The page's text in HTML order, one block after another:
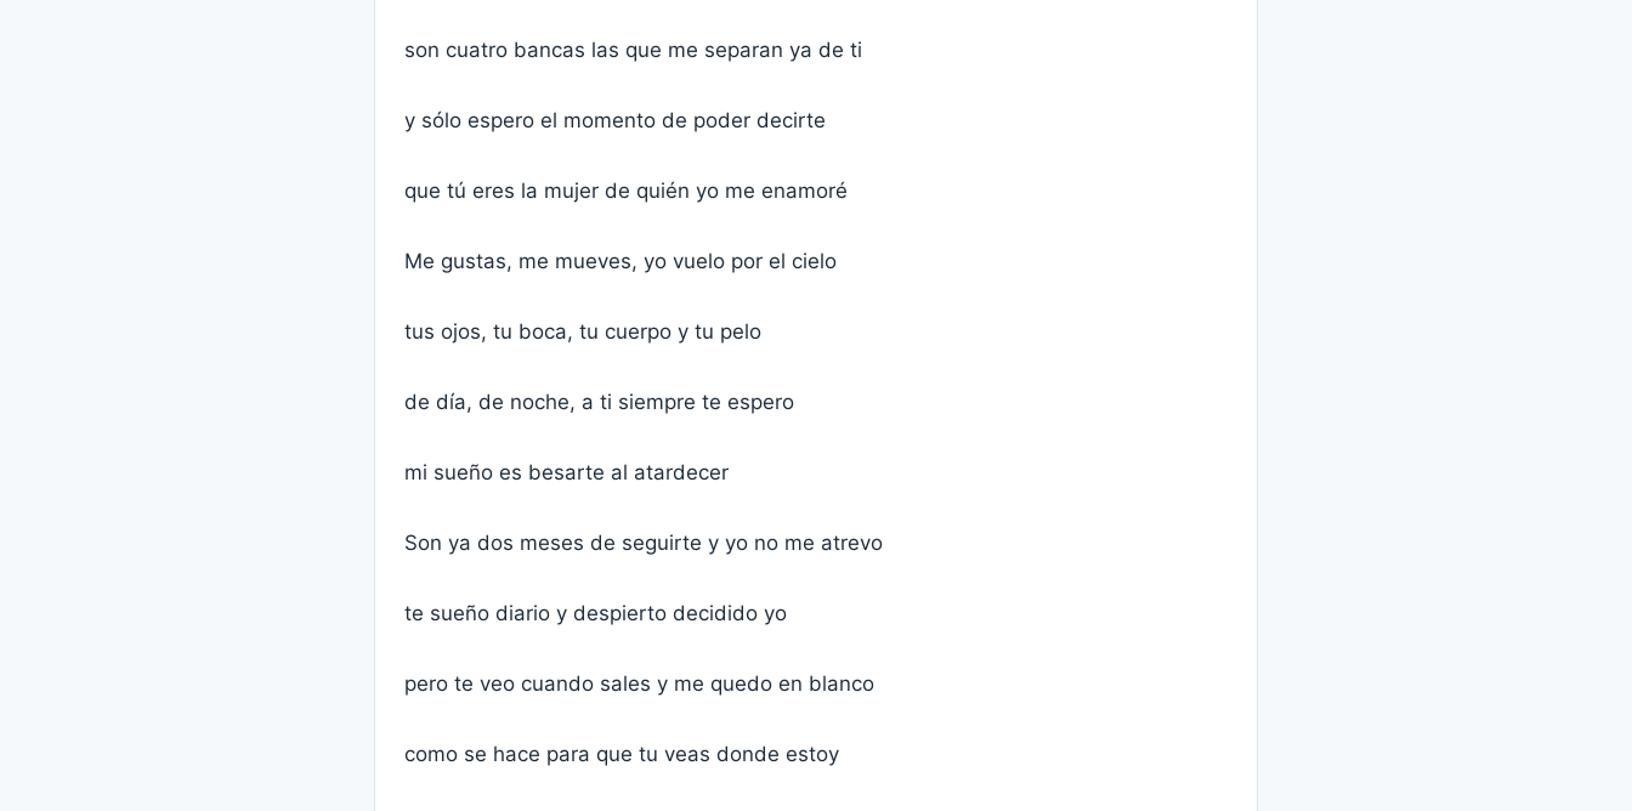
son cuatro bancas las que me separan ya de ti
y sólo espero el momento de poder decirte
que tú eres la mujer de quién yo me enamoré
Me gustas, me mueves, yo vuelo por el cielo
tus ojos, tu boca, tu cuerpo y tu pelo
de día, de noche, a ti siempre te espero
mi sueño es besarte al atardecer
Son ya dos meses de seguirte y yo no me atrevo
te sueño diario y despierto decidido yo
pero te veo cuando sales y me quedo en blanco
como se hace para que tu veas donde estoy